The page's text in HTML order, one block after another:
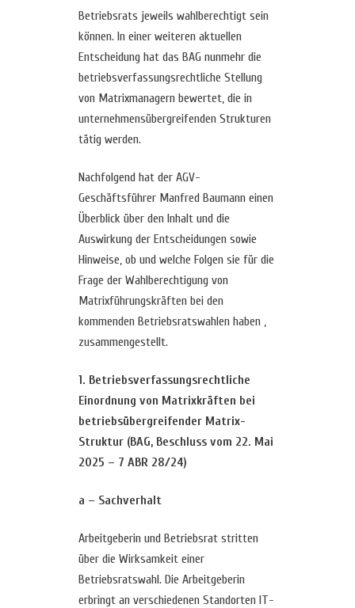
Betriebsrats jeweils wahlberechtigt sein
können. In einer weiteren aktuellen
Entscheidung hat das BAG nunmehr die
betriebsverfassungsrechtliche Stellung
von Matrixmanagern bewertet, die in
unternehmensübergreifenden Strukturen
tätig werden.
Nachfolgend hat der AGV-
Geschäftsführer Manfred Baumann einen
Überblick über den Inhalt und die
Auswirkung der Entscheidungen sowie
Hinweise, ob und welche Folgen sie für die
Frage der Wahlberechtigung von
Matrixführungskräften bei den
kommenden Betriebsratswahlen haben ,
zusammengestellt.
1. Betriebsverfassungsrechtliche
Einordnung von Matrixkräften bei
betriebsübergreifender Matrix-
Struktur (BAG, Beschluss vom 22. Mai
2025 – 7 ABR 28/24)
a – Sachverhalt
Arbeitgeberin und Betriebsrat stritten
über die Wirksamkeit einer
Betriebsratswahl. Die Arbeitgeberin
erbringt an verschiedenen Standorten IT-